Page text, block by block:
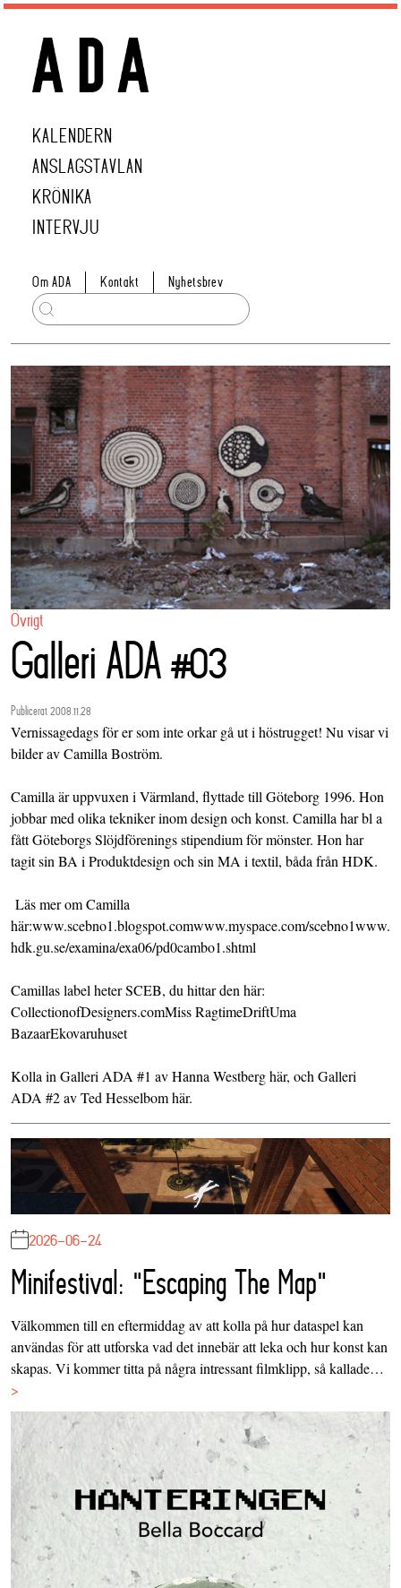
KALENDERN
ANSLAGSTAVLAN
KRÖNIKA
INTERVJU
Om ADA Kontakt Nyhetsbrev
Övrigt
Galleri ADA #03
Publicerat 2008.11.28
Vernissagedags för er som inte orkar gå ut i höstrugget! Nu visar vi
bilder av Camilla Boström.
Camilla är uppvuxen i Värmland, flyttade till Göteborg 1996. Hon
jobbar med olika tekniker inom design och konst. Camilla har bl a
fått Göteborgs Slöjdförenings stipendium för mönster. Hon har
tagit sin BA i Produktdesign och sin MA i textil, båda från HDK.
Läs mer om Camilla
här:www.scebno1.blogspot.comwww.myspace.com/scebno1www.
hdk.gu.se/examina/exa06/pd0cambo1.shtml
Camillas label heter SCEB, du hittar den här:
CollectionofDesigners.comMiss RagtimeDriftUma
BazaarEkovaruhuset
Kolla in Galleri ADA #1 av Hanna Westberghär, och Galleri
ADA #2 av Ted Hesselbomhär.
2026-06-24
Minifestival: "Escaping The Map"
Välkommen till en eftermiddag av att kolla på hur dataspel kan
användas för att utforska vad det innebär att leka och hur konst kan
skapas. Vi kommer titta på några intressant filmklipp, så kallade…
>